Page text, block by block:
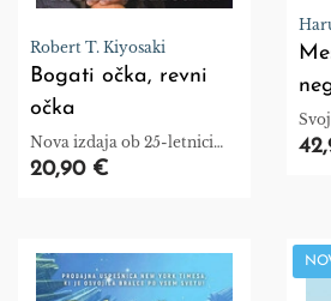
Robert T. Kiyosaki
Bogati očka, revni
očka
Nova izdaja ob 25-letnici
prvega izida.
20,90 €